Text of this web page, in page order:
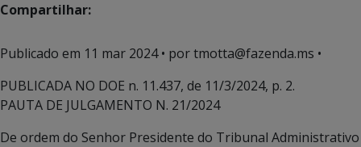
Compartilhar:
Publicado em 11 mar 2024• por tmotta@fazenda.ms •
PUBLICADA NO DOE n. 11.437, de 11/3/2024, p. 2.
PAUTA DE JULGAMENTO N. 21/2024
De ordem do Senhor Presidente do Tribunal Administrativo